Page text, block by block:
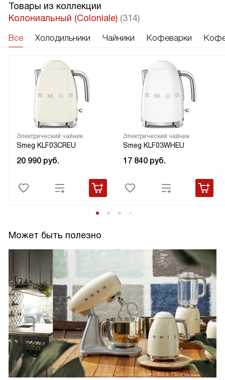
Товары из коллекции
Колониальный (Coloniale) (314)
Все Холодильники Чайники Кофеварки
Электрический чайник
Smeg KLF03CREU
20 990 руб.
Электрический чайник
Smeg KLF03WHEU
17 840 руб.
Может быть полезно